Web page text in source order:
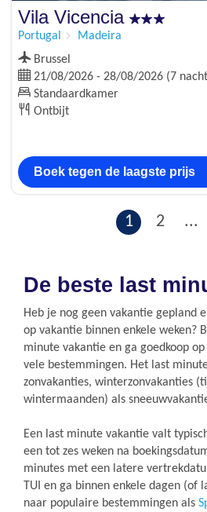
Vila Vicencia
Portugal Madeira
Brussel
21/08/2026 - 28/08/2026 (7
Standaardkamer
Ontbijt
Boek tegen de laagste prijs
1 2 ...
De beste last
Heb je nog geen vakantie gepland
op vakantie binnen enkele weken?
minute vakantie en ga goedkoop
vele bestemmingen. Het last
zonvakanties, winterzonvakanties
wintermaanden) als
Een last minute vakantie valt
een tot zes weken na
minutes met een latere
TUI en ga binnen enkele dagen (of
naar populaire bestemmingen als